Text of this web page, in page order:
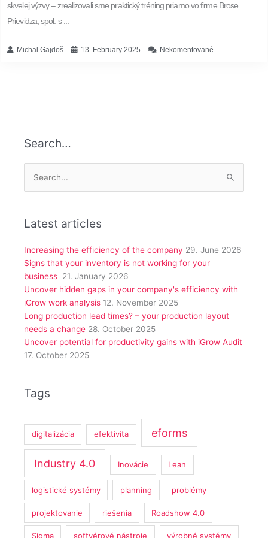
skvelej výzvy – zrealizovali sme praktický tréning priamo vo firme Brose
Prievidza, spol. s ...
Michal Gajdoš 13. February 2025 Nekomentované
Search…
Search
for:
Latest articles
Increasing the efficiency of the company 29. June 2026
Signs that your inventory is not working for your
business 21. January 2026
Uncover hidden gaps in your company's efficiency with
iGrow work analysis 12. November 2025
Long production lead times? – your production layout
needs a change 28. October 2025
Uncover potential for productivity gains with iGrow Audit
17. October 2025
Tags
digitalizácia efektivita eforms
Industry 4.0 Inovácie Lean
logistické systémy planning problémy
projektovanie riešenia Roadshow 4.0
Sigma softvérové nástroje výrobné systémy